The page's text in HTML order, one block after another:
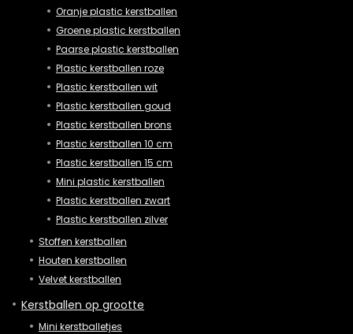
Oranje plastic kerstballen
Groene plastic kerstballen
Paarse plastic kerstballen
Plastic kerstballen roze
Plastic kerstballen wit
Plastic kerstballen goud
Plastic kerstballen brons
Plastic kerstballen 10 cm
Plastic kerstballen 15 cm
Mini plastic kerstballen
Plastic kerstballen zwart
Plastic kerstballen zilver
Stoffen kerstballen
Houten kerstballen
Velvet kerstballen
Kerstballen op grootte
Mini kerstballetjes